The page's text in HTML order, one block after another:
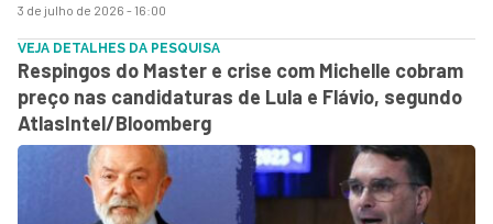
3 de julho de 2026 - 16:00
VEJA DETALHES DA PESQUISA
Respingos do Master e crise com Michelle cobram
preço nas candidaturas de Lula e Flávio, segundo
AtlasIntel/Bloomberg